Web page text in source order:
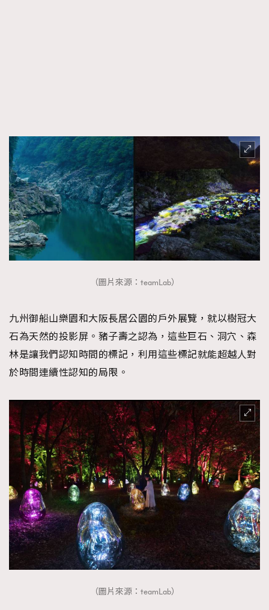
（圖片來源：teamLab）
九州御船山樂園和大阪長居公園的戶外展覽，就以樹冠大
石為天然的投影屏。豬子壽之認為，這些巨石、洞穴、森
林是讓我們認知時間的標記，利用這些標記就能超越人對
於時間連續性認知的局限。
（圖片來源：teamLab）